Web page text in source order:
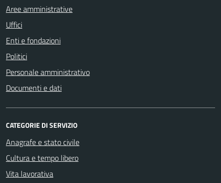
Aree amministrative
Uffici
Enti e fondazioni
Politici
Personale amministrativo
Documenti e dati
CATEGORIE DI SERVIZIO
Anagrafe e stato civile
Cultura e tempo libero
Vita lavorativa